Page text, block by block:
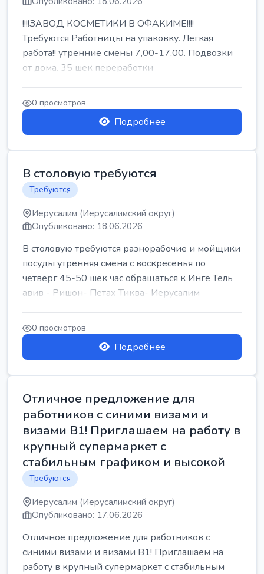
!!!!ЗАВОД КОСМЕТИКИ В ОФАКИМЕ!!!!
Требуются Работницы на упаковку. Легкая
работа!! утренние смены 7,00-17,00. Подвозки
от дома. 35 шек переработки
0 просмотров
Подробнее
В столовую требуются
Требуются
Иерусалим (Иерусалимский округ)
Опубликовано: 18.06.2026
В столовую требуются разнорабочие и мойщики
посуды утренняя смена с воскресенья по
четверг 45-50 шек час обращаться к Инге Тель
авив - Ришон- Петах Тиква- Иерусалим
0 просмотров
Подробнее
Отличное предложение для
работников с синими визами и
визами B1! Приглашаем на работу в
крупный супермаркет с
стабильным графиком и высокой
Требуются
Иерусалим (Иерусалимский округ)
Опубликовано: 17.06.2026
Отличное предложение для работников с
синими визами и визами B1! Приглашаем на
работу в крупный супермаркет с стабильным